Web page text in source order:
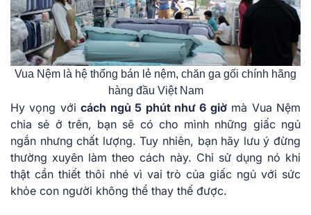
Vua Nệm là hệ thống bán lẻ nệm, chăn ga gối chính hãng
hàng đầu Việt Nam
Hy vọng vớicách ngủ 5 phút như 6 giờmà Vua Nệm
chia sẻ ở trên, bạn sẽ có cho mình những giấc ngủ
ngắn nhưng chất lượng. Tuy nhiên, bạn hãy lưu ý đừng
thường xuyên làm theo cách này. Chỉ sử dụng nó khi
thật cần thiết thôi nhé vì vai trò của giấc ngủ với sức
khỏe con người không thể thay thế được.